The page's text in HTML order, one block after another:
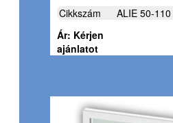
Cikkszám
ALIE 50-110
Ár: Kérjen
ajánlatot